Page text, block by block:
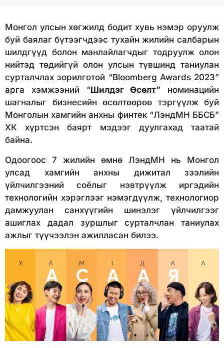
Монгол улсын хөгжилд бодит хувь нэмэр оруулж
буй баялаг бүтээгчдээс тухайн жилийн салбарын
шилдгүүд болон манлайлагчдыг тодруулж олон
нийтэд төдийгүй олон улсын түвшинд таниулан
сурталчлах зорилготой “Bloomberg Awards 2023”
арга хэмжээний “Шилдэг Өсөлт” номинацийн
шагналыг бизнесийн өсөлтөөрөө тэргүүлж буй
Монголын хамгийн анхны финтек “ЛэндМН ББСБ”
ХК хүртсэн баярт мэдээг дуулгахад таатай
байна.
Одоогоос 7 жилийн өмнө ЛэндМН нь Монгол
улсад хамгийн анхны дижитал зээлийн
үйлчилгээний соёлыг нэвтрүүлж иргэдийн
технологийн хэрэглээг нэмэгдүүлж, технологиор
дамжуулан санхүүгийн шинэлэг үйлчилгээг
ашиглах дадал зуршлыг сурталчлан таниулах
ажлыг түүчээлэн ажилласан билээ.